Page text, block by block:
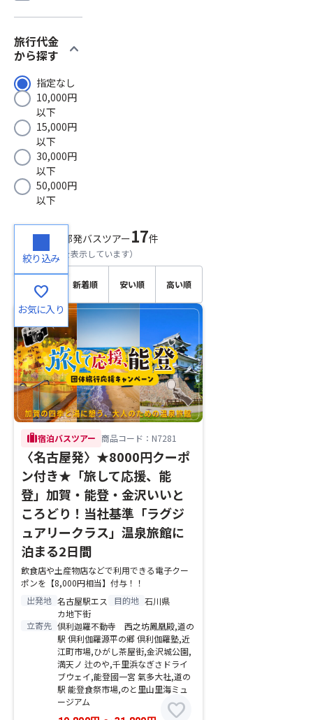
旅行代金
から探す
expand_more
指定なし
10,000円
以下
15,000円
以下
30,000円
以下
50,000円
以下
絞り込み
favorite
お気に入り
検索結果 中部発バスツアー17件
1～17件目を表示しています）
おすす
め順
新着順 安い順 高い順
trip宿泊バスツアー 商品コード：N7281
〈名古屋発〉★8000円クーポ
ン付き★「旅して応援、能
登」加賀・能登・金沢いいと
ころどり！当社基準「ラグジ
ュアリークラス」温泉旅館に
泊まる2日間
飲食店や土産物店などで利用できる電子クー
ポンを【8,000円相当】付与！！
出発地 名古屋駅エス
カ地下街
目的地 石川県
立寄先 倶利迦羅不動寺 西之坊鳳凰殿,道の
駅 倶利伽羅源平の郷 倶利伽羅塾,近
江町市場,ひがし茶屋街,金沢城公園,
満天ノ 辻のや,千里浜なぎさドライ
ブウェイ,能登國一宮 氣多大社,道の
駅 能登食祭市場,のと里山里海ミュ
ージアム
favorite